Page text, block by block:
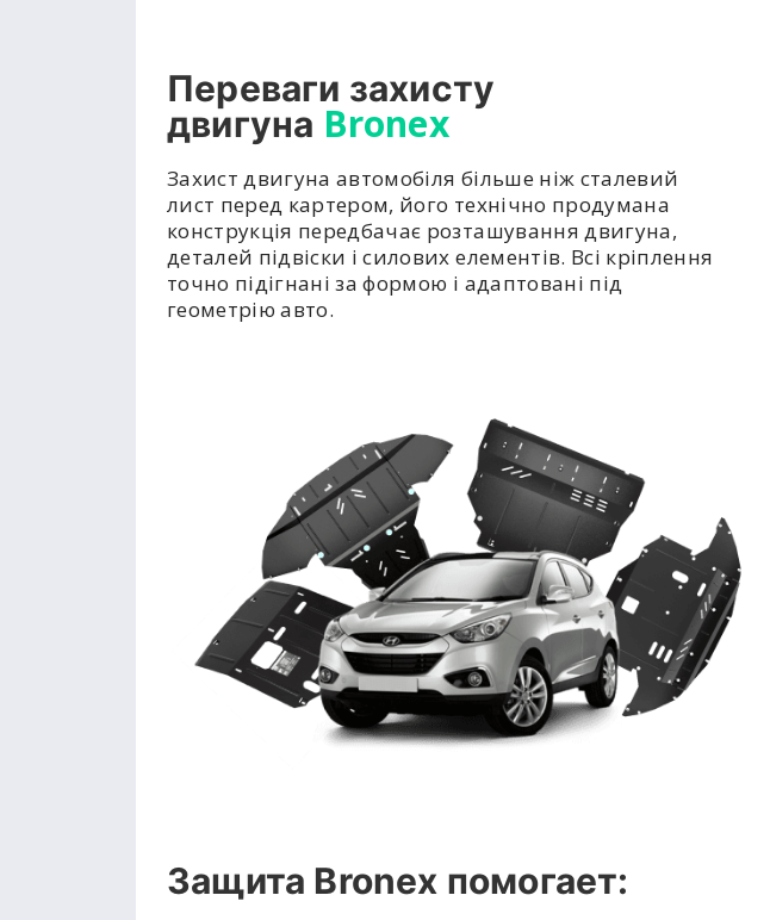
Переваги захисту
двигуна Bronex
Захист двигуна автомобіля більше ніж сталевий
лист перед картером, його технічно продумана
конструкція передбачає розташування двигуна,
деталей підвіски і силових елементів. Всі кріплення
точно підігнані за формою і адаптовані під
геометрію авто.
Защита Bronex помогает: